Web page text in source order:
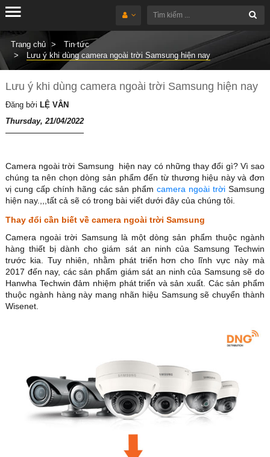
Trang chủ
Tin tức
Lưu ý khi dùng camera ngoài trời Samsung hiện nay
Lưu ý khi dùng camera ngoài trời Samsung hiện nay
Đăng bởi LỆ VÂN
Thursday, 21/04/2022
Camera ngoài trời Samsung hiện nay có những thay đổi gì? Vì sao
chúng ta nên chọn dòng sản phẩm đến từ thương hiệu này và đơn
vị cung cấp chính hãng các sản phẩmcamera ngoài trời Samsung
hiện nay.,,,tất cả sẽ có trong bài viết dưới đây của chúng tôi.
Thay đổi cần biết về camera ngoài trời Samsung
Camera ngoài trời Samsung là một dòng sản phẩm thuộc ngành
hàng thiết bị dành cho giám sát an ninh của Samsung Techwin
trước kia. Tuy nhiên, nhằm phát triển hơn cho lĩnh vực này mà
2017 đến nay, các sản phẩm giám sát an ninh của Samsung sẽ do
Hanwha Techwin đảm nhiệm phát triển và sản xuất. Các sản phẩm
thuộc ngành hàng này mang nhãn hiệu Samsung sẽ chuyển thành
Wisenet.